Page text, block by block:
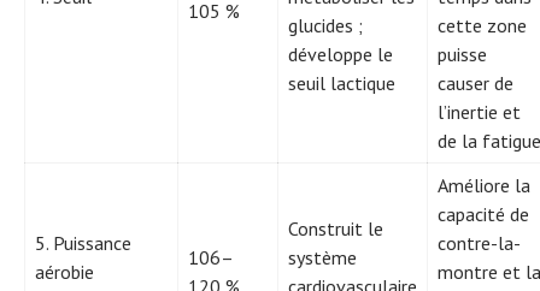
105 %
glucides ;
développe le
seuil lactique
cette zone
puisse
causer de
l’inertie et
de la fatigue
5. Puissance
aérobie
106–
Construit le
système
Améliore la
capacité de
contre-la-
montre et la